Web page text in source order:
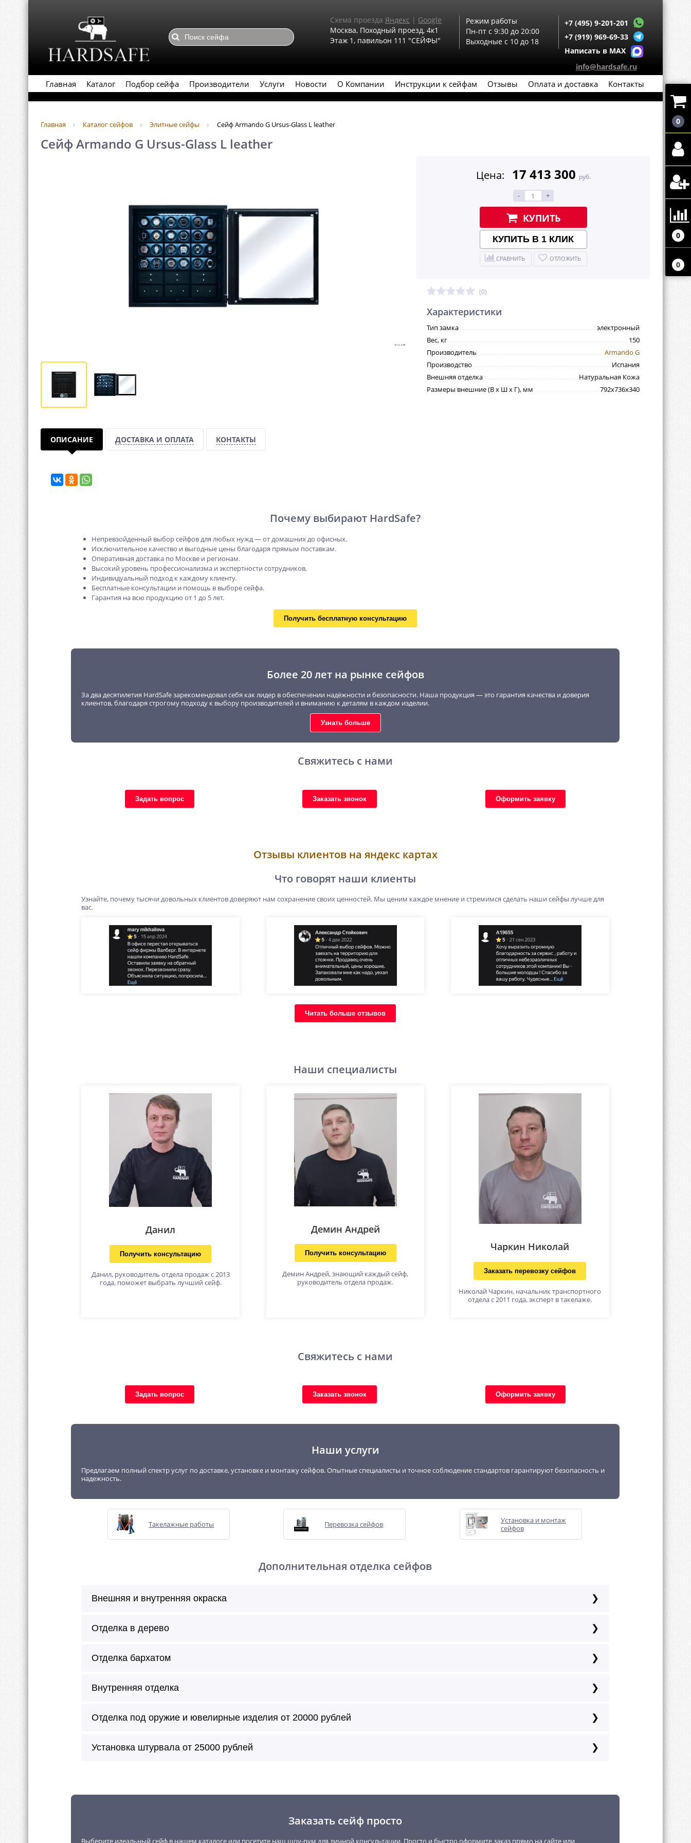
Схема проезда Яндекс | Google
Москва, Походный проезд, 4к1
Этаж 1, павильон 111 "СЕЙФЫ"
Режим работы
Пн-пт с 9:30 до 20:00
Выходные с 10 до 18
+7 (495) 9-201-201
+7 (919) 969-69-33
Написать в MAX
info@hardsafe.ru
Главная Каталог Подбор сейфа Производители Услуги Новости О Компании Инструкции к сейфам Отзывы Оплата и доставка Контакты
Главная Каталог сейфов Элитные сейфы Сейф Armando G Ursus-Glass L leather
Сейф Armando G Ursus-Glass L leather
Цена: 17 413 300 руб.
- +
КУПИТЬ
КУПИТЬ В 1 КЛИК
СРАВНИТЬ ОТЛОЖИТЬ
(0)
Характеристики
Тип замка
электронный
Вес, кг
150
Производитель
Armando G
Производство
Испания
Внешняя отделка
Натуральная Кожа
Размеры внешние (В х Ш х Г), мм
792х736х340
ОПИСАНИЕ ДОСТАВКА И ОПЛАТА КОНТАКТЫ
Почему выбирают HardSafe?
Непревзойденный выбор сейфов для любых нужд — от домашних до офисных.
Исключительное качество и выгодные цены благодаря прямым поставкам.
Оперативная доставка по Москве и регионам.
Высокий уровень профессионализма и экспертности сотрудников.
Индивидуальный подход к каждому клиенту.
Бесплатные консультации и помощь в выборе сейфа.
Гарантия на всю продукцию от 1 до 5 лет.
Получить бесплатную консультацию
Более 20 лет на рынке сейфов
За два десятилетия HardSafe зарекомендовал себя как лидер в обеспечении надёжности и безопасности. Наша продукция — это гарантия качества и доверия
клиентов, благодаря строгому подходу к выбору производителей и вниманию к деталям в каждом изделии.
Узнать больше
Свяжитесь с нами
Задать вопрос Заказать звонок Оформить заявку
Отзывы клиентов на яндекс картах
Что говорят наши клиенты
Узнайте, почему тысячи довольных клиентов доверяют нам сохранение своих ценностей. Мы ценим каждое мнение и стремимся сделать наши сейфы лучше для
вас.
Читать больше отзывов
Наши специалисты
Данил
Получить консультацию
Данил, руководитель отдела продаж с 2013
года, поможет выбрать лучший сейф.
Демин Андрей
Получить консультацию
Демин Андрей, знающий каждый сейф,
руководитель отдела продаж.
Чаркин Николай
Заказать перевозку сейфов
Николай Чаркин, начальник транспортного
отдела с 2011 года, эксперт в такелаже.
Свяжитесь с нами
Задать вопрос Заказать звонок Оформить заявку
Наши услуги
Предлагаем полный спектр услуг по доставке, установке и монтажу сейфов. Опытные специалисты и точное соблюдение стандартов гарантируют безопасность и
надежность.
Такелажные работы Перевозка сейфов
Установка и монтаж
сейфов
Дополнительная отделка сейфов
Внешняя и внутренняя окраска
Отделка в дерево
Отделка бархатом
Внутренняя отделка
Внутренняя отделка возможна в ткань, кожу, RAL, алькантру, замшу, дерево.
Отделка под оружие и ювелирные изделия от 20000 рублей
Установка штурвала от 25000 рублей
Заказать сейф просто
Выберите идеальный сейф в нашем каталоге или посетите наш шоу-рум для личной консультации. Просто и быстро оформите заказ прямо на сайте или
0
0
0